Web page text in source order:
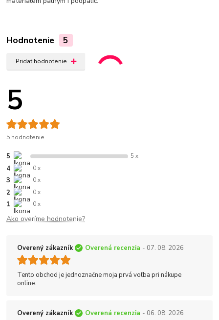
Hodnotenie 5
Pridať hodnotenie
5
5 hodnotenie
5 5 x
4 0 x
3 0 x
2 0 x
1 0 x
Ako overíme hodnotenie?
Overený zákazník Overená recenzia - 07. 08. 2026
Tento obchod je jednoznačne moja prvá voľba pri nákupe
online.
Overený zákazník Overená recenzia - 06. 08. 2026